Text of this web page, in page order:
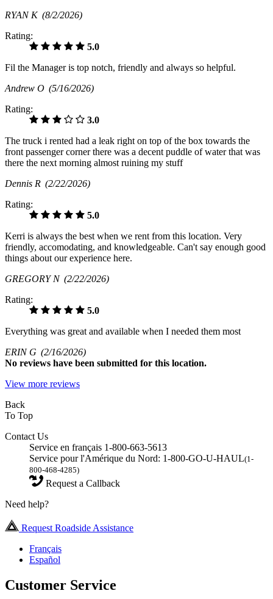
RYAN K (8/2/2026)
Rating:
5.0
Fil the Manager is top notch, friendly and always so helpful.
Andrew O (5/16/2026)
Rating:
3.0
The truck i rented had a leak right on top of the box towards the
front passenger corner there was a decent puddle of water that was
there the next morning almost ruining my stuff
Dennis R (2/22/2026)
Rating:
5.0
Kerri is always the best when we rent from this location. Very
friendly, accomodating, and knowledgeable. Can't say enough good
things about our experience here.
GREGORY N (2/22/2026)
Rating:
5.0
Everything was great and available when I needed them most
ERIN G (2/16/2026)
No reviews have been submitted for this location.
View more reviews
Back
To Top
Contact Us
Service en français 1-800-663-5613
Service pour l'Amérique du Nord: 1-800-GO-U-HAUL(1-
800-468-4285)
Request a Callback
Need help?
Request Roadside Assistance
Français
Español
Customer Service